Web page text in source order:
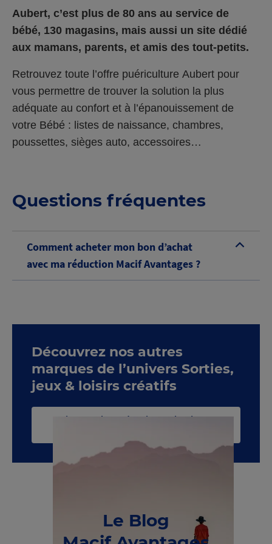
Aubert, c’est plus de 80 ans au service de
bébé, 130 magasins, mais aussi un site dédié
aux mamans, parents, et amis des tout-petits.
Retrouvez toute l’offre puériculture Aubert pour
vous permettre de trouver la solution la plus
adéquate au confort et à l’épanouissement de
votre Bébé : listes de naissance, chambres,
poussettes, sièges auto, accessoires…
Questions fréquentes
B
Comment acheter mon bon d’achat
avec ma réduction Macif Avantages ?
Découvrez nos autres
marques de l’univers Sorties,
jeux & loisirs créatifs
Voir toute la catégorie Sorties, jeux &
Le Blog